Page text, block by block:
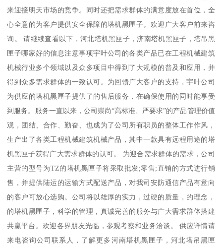
来迎接明天市场的竞争。同时还把需求群体的满意度放在首位，全
心全意的为客户提供安全保障的塔机黑匣子。欢迎广大客户前来咨
询。 请继续查看以下，河北塔机黑匣子，济南塔机黑匣子，塔吊黑
匣子哪家好的信息注意事项宇叶公司的各类产品已在工程机械建筑
机械行业多个领域以及众多项目中得到了大规模的普及和应用，并
得到众多需求群体的一致认可。为回馈广大客户的支持，宇叶公司
为供应的塔机黑匣子提供了的售后服务，在确保使用的同时能享受
到服务。服务一直以来，公司崇尚“高标准、严要求”的产品管理价值
观，团结、合作、勤奋、也成为了公司所有职员的整体工作作风，
生产出了各类工程机械建筑机械产品，其中一款具有远程用途的塔
机黑匣子获得广大需求群体的认可。 为迎合需求群体的需求，公司
主营的型号为TZ的塔机黑匣子将采取批发;零售;直销的方式进行销
售，并提供陆运的运输方式配送产品，对我司安防通信产品有意向
的客户可放心选购。公司将以雄厚的实力，过硬的质量，的理念，
的塔机黑匣子，科学的管理，真诚完善的服务与广大需求群体搭建
共赢平台。欢迎各界朋友光临，参观考察和业务洽谈。 供应详情请
来电咨询公司联系人，了解更多河南塔机黑匣子，河北塔吊黑匣